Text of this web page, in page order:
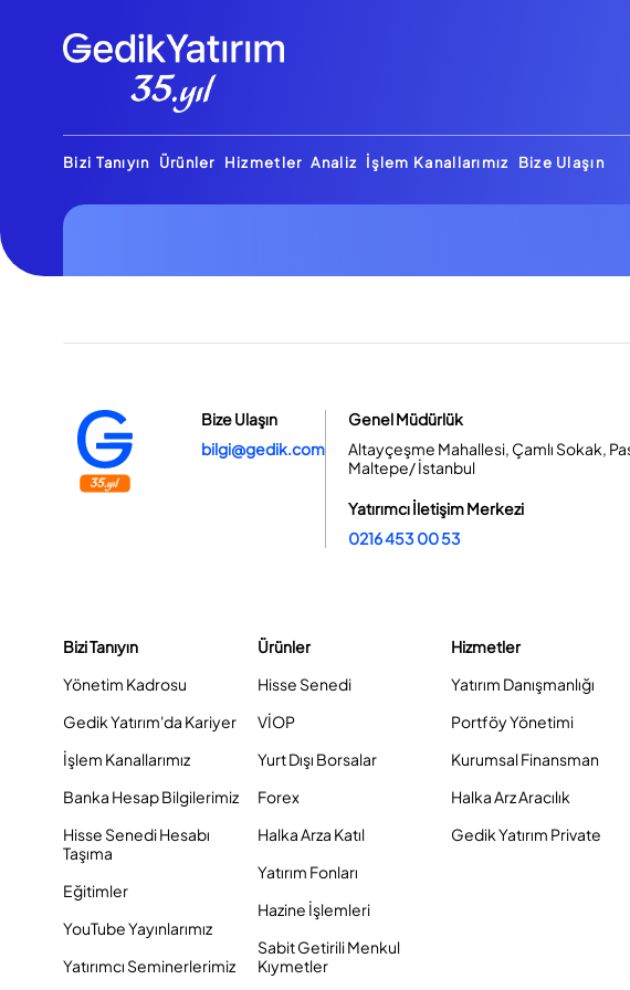
Bizi Tanıyın Ürünler Hizmetler Analiz İşlem Kanallarımız Bize Ulaşın
Bize Ulaşın
bilgi@gedik.com
Genel Müdürlük
Altayçeşme Mahallesi, Çamlı Sokak,
Maltepe/ İstanbul
Yatırımcı İletişim Merkezi
0216 453 00 53
Bizi Tanıyın
Yönetim Kadrosu
Gedik Yatırım'da Kariyer
İşlem Kanallarımız
Banka Hesap Bilgilerimiz
Hisse Senedi Hesabı
Taşıma
Eğitimler
YouTube Yayınlarımız
Yatırımcı Seminerlerimiz
Ürünler
Hisse Senedi
VİOP
Yurt Dışı Borsalar
Forex
Halka Arza Katıl
Yatırım Fonları
Hazine İşlemleri
Sabit Getirili Menkul
Kıymetler
Hizmetler
Yatırım Danışmanlığı
Portföy Yönetimi
Kurumsal Finansman
Halka Arz Aracılık
Gedik Yatırım Private